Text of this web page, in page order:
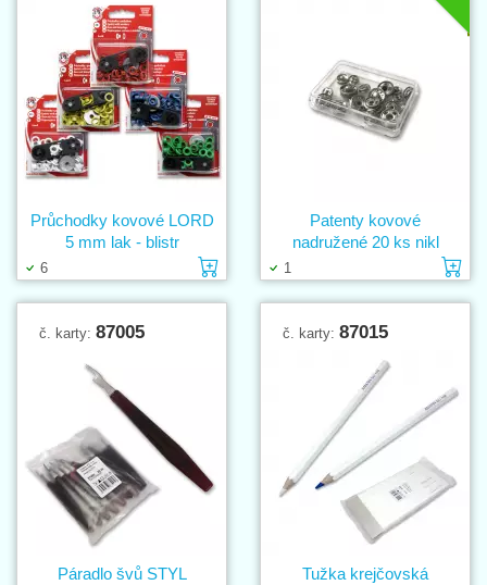
6 Vložit do košíku
Průchodky kovové LORD
5 mm lak - blistr
1
Patenty kovové
nadružené 20 ks nikl
č. karty: 87005
Páradlo švů STYL
č. karty: 87015
Tužka krejčovská